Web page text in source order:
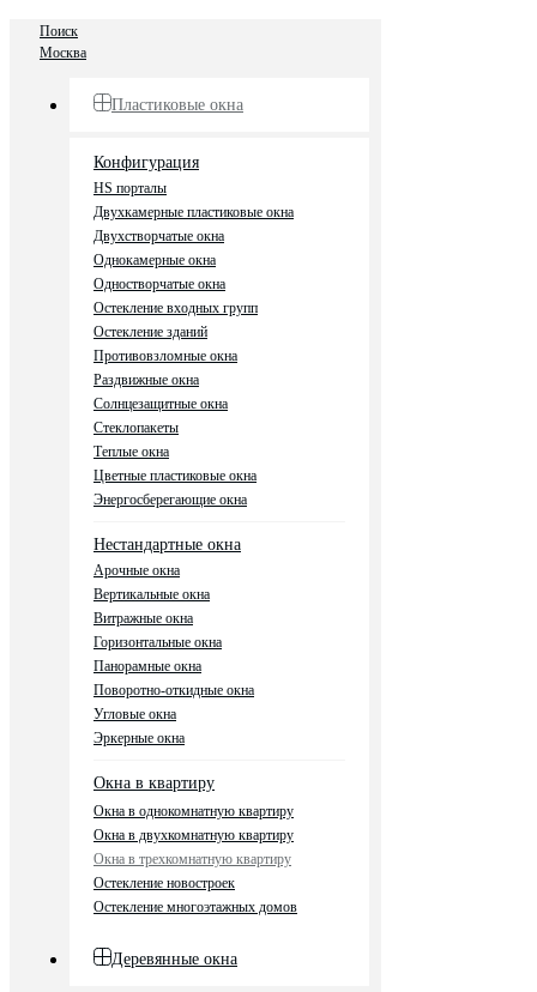
Поиск
Москва
Пластиковые окна
Конфигурация
HS порталы
Двухкамерные пластиковые окна
Двухстворчатые окна
Однокамерные окна
Одностворчатые окна
Остекление входных групп
Остекление зданий
Противовзломные окна
Раздвижные окна
Солнцезащитные окна
Стеклопакеты
Теплые окна
Цветные пластиковые окна
Энергосберегающие окна
Нестандартные окна
Арочные окна
Вертикальные окна
Витражные окна
Горизонтальные окна
Панорамные окна
Поворотно-откидные окна
Угловые окна
Эркерные окна
Окна в квартиру
Окна в однокомнатную квартиру
Окна в двухкомнатную квартиру
Окна в трехкомнатную квартиру
Остекление новостроек
Остекление многоэтажных домов
Деревянные окна